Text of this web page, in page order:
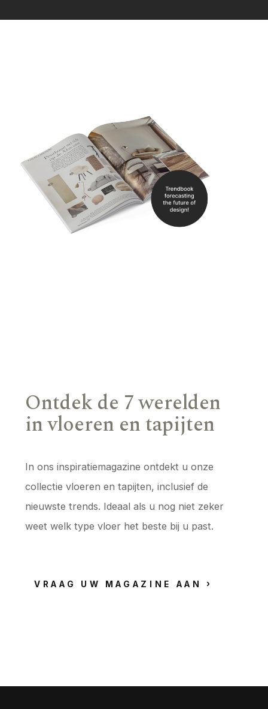
Ontdek de 7 werelden
in vloeren en tapijten
In ons inspiratiemagazine ontdekt u onze
collectie vloeren en tapijten, inclusief de
nieuwste trends. Ideaal als u nog niet zeker
weet welk type vloer het beste bij u past.
VRAAG UW MAGAZINE AAN